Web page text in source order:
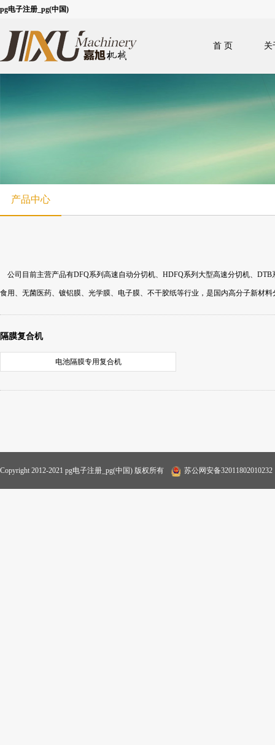
pg电子注册_pg(中国)
首 页 关
产品中心
公司目前主营产品有DFQ系列高速自动分切机、HDFQ系列大型高速分切机、
食用、无菌医药、镀铝膜、光学膜、电子膜、不干胶纸等行业，是国内高分子新材
隔膜复合机
电池隔膜专用复合机
Copyright 2012-2021 pg电子注册_pg(中国) 版权所有 苏公网安备32011802010232